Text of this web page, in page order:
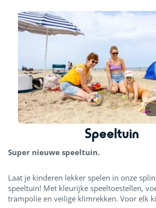
Speeltuin
Super nieuwe speeltuin.
Laat je kinderen lekker spelen in onze
speeltuin! Met kleurijke speeltoestellen,
trampolie en veilige klimrekken. Voor elk